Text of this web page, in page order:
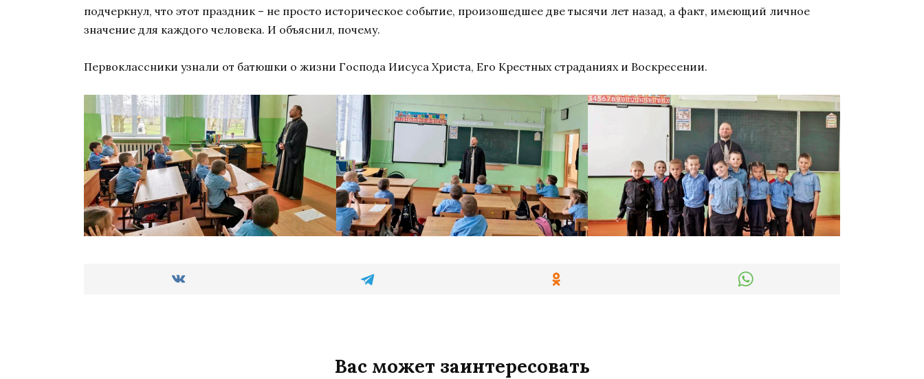
подчеркнул, что этот праздник – не просто историческое событие, произошедшее две тысячи лет назад, а факт, имеющий личное
значение для каждого человека. И объяснил, почему.
Первоклассники узнали от батюшки о жизни Господа Иисуса Христа, Его Крестных страданиях и Воскресении.
Вас может заинтересовать